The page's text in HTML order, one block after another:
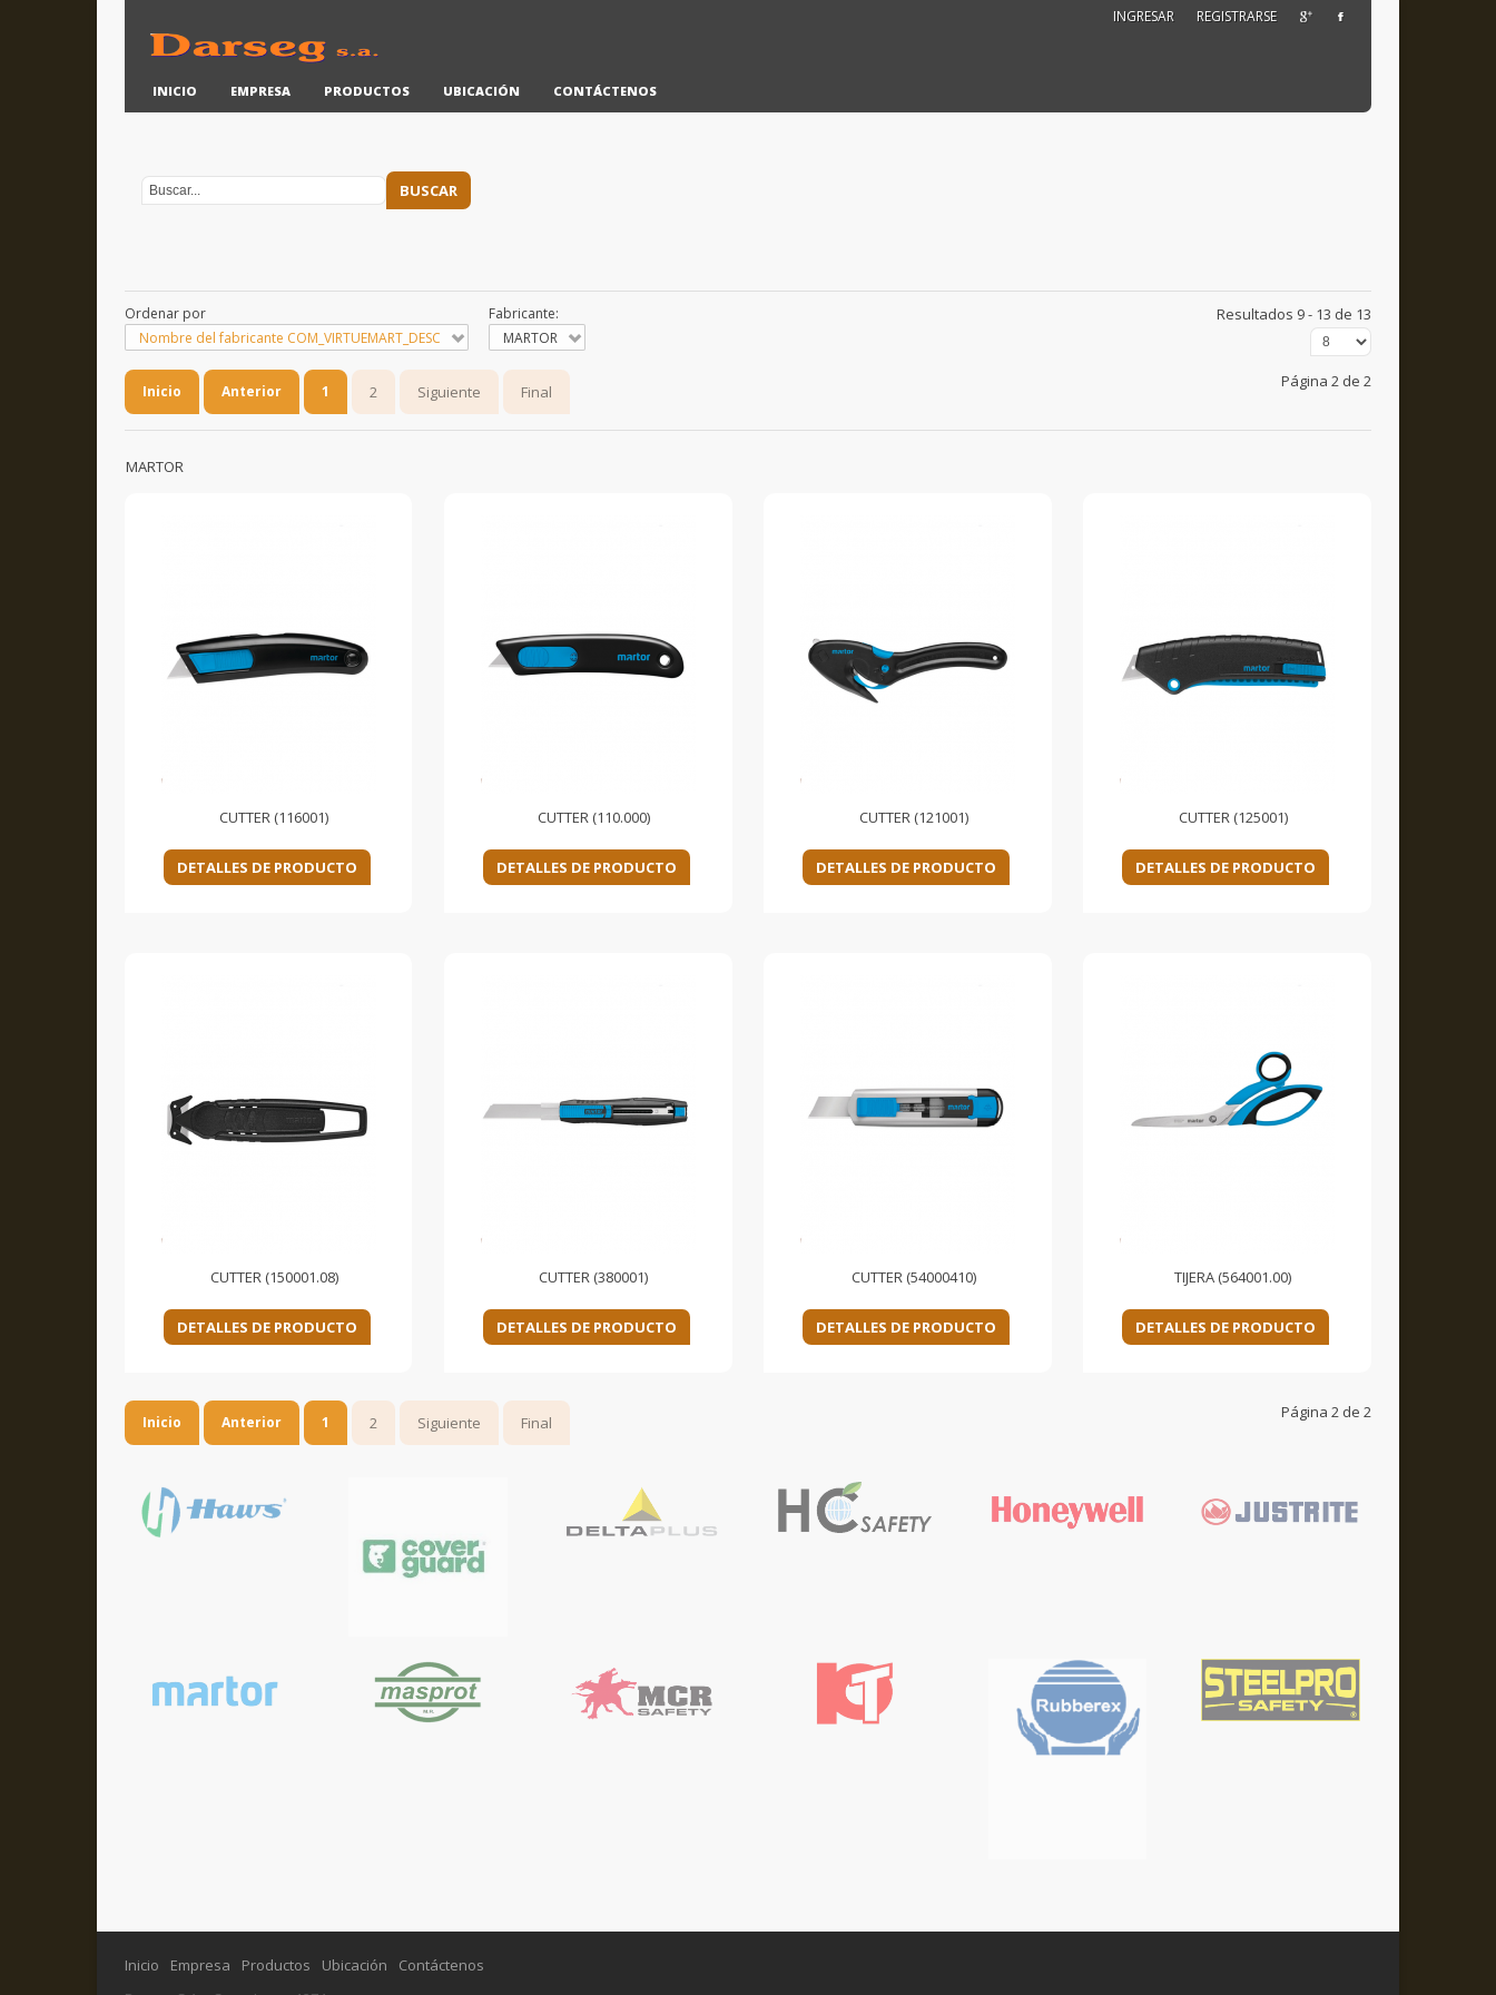
INGRESAR REGISTRARSE
INICIO EMPRESA PRODUCTOS UBICACIÓN CONTÁCTENOS
Ordenar por
Nombre del fabricante COM_VIRTUEMART_DESC
Fabricante:
MARTOR
Resultados 9 - 13 de 13
Inicio Anterior 1 2 Siguiente Final
Página 2 de 2
MARTOR
CUTTER (116001)
DETALLES DE PRODUCTO
CUTTER (110.000)
DETALLES DE PRODUCTO
CUTTER (121001)
DETALLES DE PRODUCTO
CUTTER (125001)
DETALLES DE PRODUCTO
CUTTER (150001.08)
DETALLES DE PRODUCTO
CUTTER (380001)
DETALLES DE PRODUCTO
CUTTER (54000410)
DETALLES DE PRODUCTO
TIJERA (564001.00)
DETALLES DE PRODUCTO
Inicio Anterior 1 2 Siguiente Final
Página 2 de 2
Inicio Empresa Productos Ubicación
Contáctenos